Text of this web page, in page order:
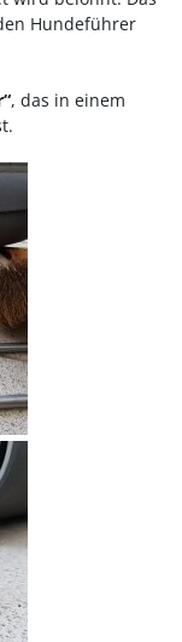
Hundeführer
, das in einem